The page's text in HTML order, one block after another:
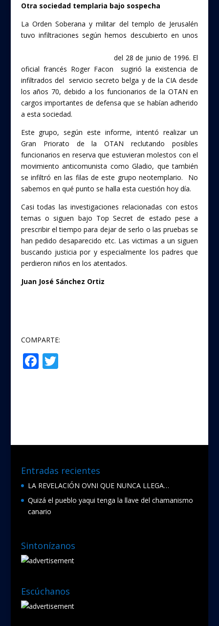
Otra sociedad templaria bajo sospecha
La Orden Soberana y militar del templo de Jerusalén
tuvo infiltraciones según hemos descubierto en unos
del 28 de junio de 1996. El
oficial francés Roger Facon sugirió la existencia de
infiltrados del servicio secreto belga y de la CIA desde
los años 70, debido a los funcionarios de la OTAN en
cargos importantes de defensa que se habían adherido
a esta sociedad.
Este grupo, según este informe, intentó realizar un
Gran Priorato de la OTAN reclutando posibles
funcionarios en reserva que estuvieran molestos con el
movimiento anticomunista como Gladio, que también
se infiltró en las filas de este grupo neotemplario. No
sabemos en qué punto se halla esta cuestión hoy día.
Casi todas las investigaciones relacionadas con estos
temas o siguen bajo Top Secret de estado pese a
prescribir el tiempo para dejar de serlo o las pruebas se
han pedido desaparecido etc. Las victimas a un siguen
buscando justicia por y especialmente los padres que
perdieron niños en los atentados.
Juan José Sánchez Ortiz
COMPARTE:
F
o
T
Entradas recientes
LA REVELACIÓN OVNI QUE NUNCA LLEGA…
Quizá el pueblo yaqui tenga la llave del chamanismo
canario
Sintonízanos
Escúchanos